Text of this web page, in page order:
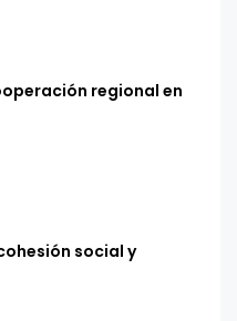
regional en
social y